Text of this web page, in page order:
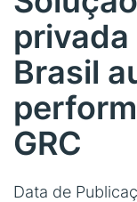
Brasil
GRC
Data de